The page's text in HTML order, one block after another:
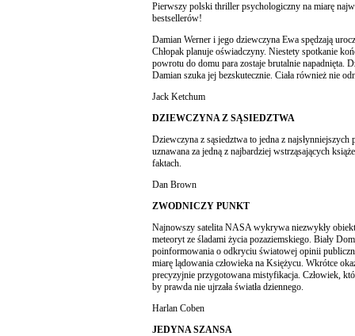
Pierwszy polski thriller psychologiczny na miarę
bestsellerów!
Damian Werner i jego dziewczyna Ewa spędzają
Chłopak planuje oświadczyny. Niestety spotkanie
powrotu do domu para zostaje brutalnie napadnięta.
Damian szuka jej bezskutecznie. Ciała również nie
Jack Ketchum
DZIEWCZYNA Z SĄSIEDZTWA
Dziewczyna z sąsiedztwa to jedna z
uznawana za jedną z najbardziej wstrząsających
faktach.
Dan Brown
ZWODNICZY PUNKT
Najnowszy satelita NASA wykrywa niezwykły
meteoryt ze śladami życia pozaziemskiego. Biały
poinformowania o odkryciu światowej opinii
miarę lądowania człowieka na Księżycu. Wkrótce
precyzyjnie przygotowana mistyfikacja. Człowiek,
by prawda nie ujrzała światła dziennego.
Harlan Coben
JEDYNA SZANSA